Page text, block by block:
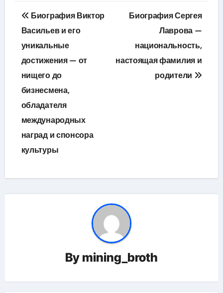
Навигация
по
записям
Биография Виктор
Васильев и его
уникальные
достижения — от
нищего до
бизнесмена,
обладателя
международных
наград и спонсора
культуры
Биография Сергея
Лаврова —
национальность,
настоящая фамилия и
родители
By mining_broth